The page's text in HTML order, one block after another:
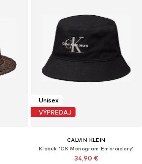
Unisex
VÝPREDAJ
CALVIN KLEIN
Klobúk 'CK Monogram Embroidery'
34,90 €